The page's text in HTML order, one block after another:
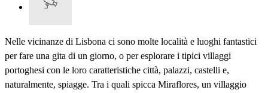
Nelle vicinanze di Lisbona ci sono molte località e luoghi fantastici
per fare una gita di un giorno, o per esplorare i tipici villaggi
portoghesi con le loro caratteristiche città, palazzi, castelli e,
naturalmente, spiagge. Tra i quali spicca Miraflores, un villaggio